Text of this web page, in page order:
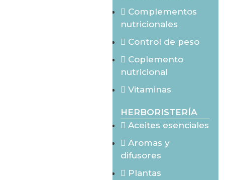
Complementos
nutricionales
Control de peso
Coplemento
nutricional
Vitaminas
HERBORISTERÍA
Aceites esenciales
Aromas y
difusores
Plantas